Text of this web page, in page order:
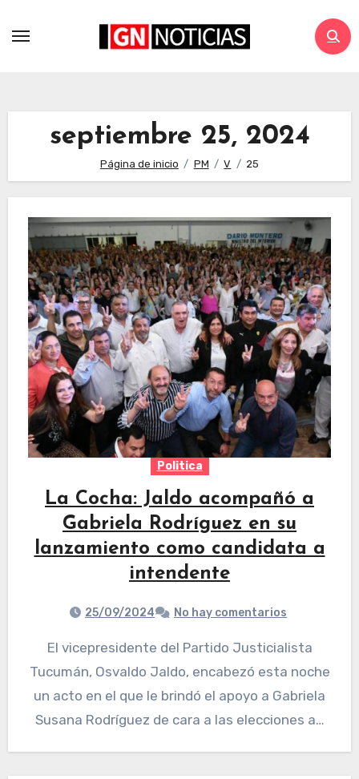
septiembre 25, 2024
Página de inicio PM V 25
Politica
La Cocha: Jaldo acompañó a
Gabriela Rodríguez en su
lanzamiento como candidata a
intendente
25/09/2024 No hay comentarios
El vicepresidente del Partido Justicialista
Tucumán, Osvaldo Jaldo, encabezó esta noche
un acto en el que le brindó el apoyo a Gabriela
Susana Rodríguez de cara a las elecciones a…